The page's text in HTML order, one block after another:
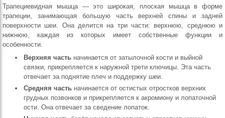
Трапециевидная мышца — это широкая, плоская мышца в форме
трапеции, занимающая большую часть верхней спины и задней
поверхности шеи. Она делится на три части: верхнюю, среднюю и
нижнюю, каждая из которых имеет собственные функции и
особенности.
Верхняя часть начинается от затылочной кости и выйной
связки, прикрепляется к наружной трети ключицы. Эта часть
отвечает за поднятие плеч и поддержку шеи.
Средняя часть начинается от остистых отростков верхних
грудных позвонков и прикрепляется к акромиону и лопаточной
ости. Она отвечает за сведение лопаток.